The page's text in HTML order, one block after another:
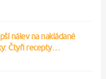
nálev na nakládané
Čtyři recepty…